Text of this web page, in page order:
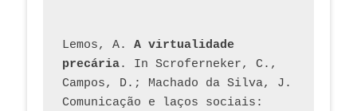
Lemos, A. A virtualidade
precária. In Scroferneker, C.,
Campos, D.; Machado da Silva, J.
Comunicação e laços sociais: